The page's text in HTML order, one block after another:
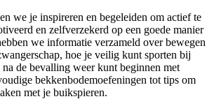
we je inspireren en begeleiden om actief te
en zelfverzekerd op een goede manier
we informatie verzameld over bewegen
hoe je veilig kunt sporten bij
de bevalling weer kunt beginnen met
bekkenbodemoefeningen tot tips om
met je buikspieren.